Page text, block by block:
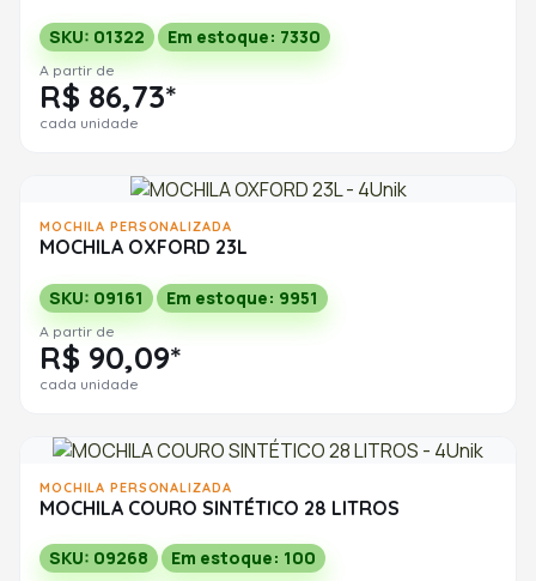
SKU: 01322 Em estoque: 7330
A partir de
R$ 86,73*
cada unidade
MOCHILA PERSONALIZADA
MOCHILA OXFORD 23L
SKU: 09161 Em estoque: 9951
A partir de
R$ 90,09*
cada unidade
MOCHILA PERSONALIZADA
MOCHILA COURO SINTÉTICO 28 LITROS
SKU: 09268 Em estoque: 100